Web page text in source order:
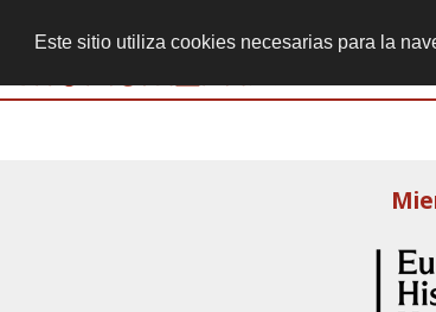
Este sitio utiliza cookies necesarias para la